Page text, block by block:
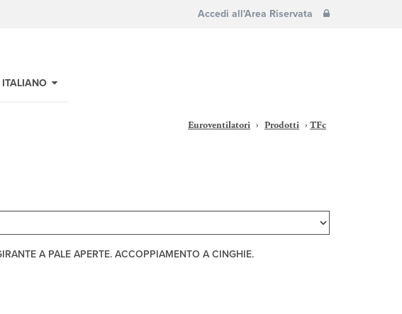
Accedi all'Area Riservata
ITALIANO
Euroventilatori › Prodotti › TFc
A PALE APERTE. ACCOPPIAMENTO A CINGHIE.